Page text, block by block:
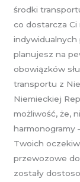
środki
co dostarcza Ci
indywidualnych
planujesz na
obowiązków
transportu z
Niemieckiej
możliwość, że,
harmonogramy
Twoich
przewozowe
zostały